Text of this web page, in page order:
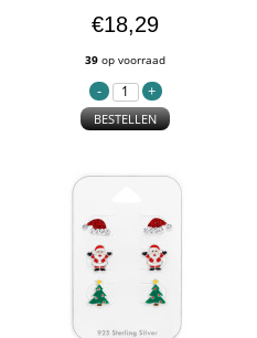
€18,29
39 op voorraad
BESTELLEN